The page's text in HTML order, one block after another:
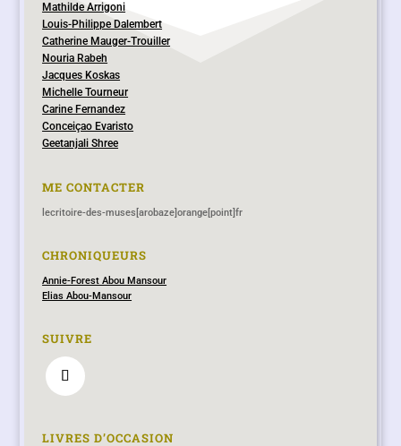
Mathilde Arrigoni
Louis-Philippe Dalembert
Catherine Mauger-Trouiller
Nouria Rabeh
Jacques Koskas
Michelle Tourneur
Carine Fernandez
Conceiçao Evaristo
Geetanjali Shree
ME CONTACTER
lecritoire-des-muses[arobaze]orange[point]fr
CHRONIQUEURS
Annie-Forest Abou Mansour
Elias Abou-Mansour
SUIVRE
LIVRES D’OCCASION